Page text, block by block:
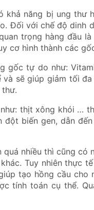
khả năng bị ung
Đối với chế độ dinh
trọng hàng đầu
cơ hình thành các
gốc tự do như:
sẽ giúp giảm tối
thịt xông khói …
đột biến gen, dẫn
quá nhiều thì cũng
Tuy nhiên thực
tạo hồng cầu
tính toán cụ thể.